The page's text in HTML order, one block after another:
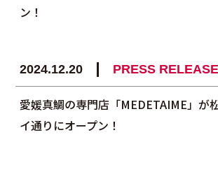
ン！
2024.12.20 PRESS
愛媛真鯛の専門店「MEDETAIME」が
イ通りにオープン！